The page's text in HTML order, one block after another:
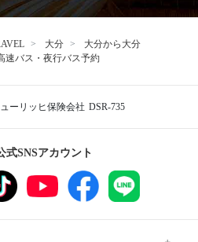
大分
大分から大分
速バス・夜行バス予約
ーリッヒ保険会社 DSR-735
式SNSアカウント